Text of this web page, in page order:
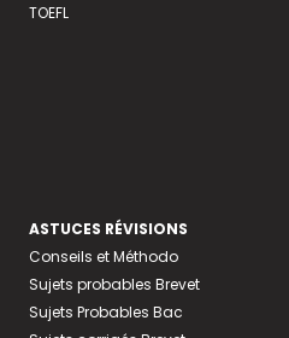
TOEFL
ASTUCES RÉVISIONS
Conseils et Méthodo
Sujets probables Brevet
Sujets Probables Bac